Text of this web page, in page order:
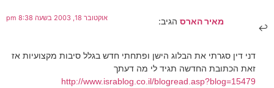
מאיר הארס הגיב: אוקטובר 18, 2003 בשעה 8:38 pm
דני דין סגרתי את הבלוג הישן ופתחתי חדש בגלל סיבות מקצועיות אז
זאת הכתובת החדשה תגיד לי מה דעתך
http://www.israblog.co.il/blogread.asp?blog=15479